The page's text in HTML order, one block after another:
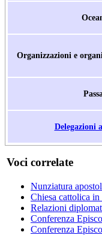
Organizzazioni e
Delegazioni
Voci correlate
Nunziatura
Chiesa cattolica in
Relazioni
Conferenza
Conferenza